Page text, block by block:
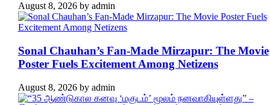
August 8, 2026by admin
Sonal Chauhan’s Fan-Made Mirzapur: The Movie
Poster Fuels Excitement Among Netizens
August 8, 2026by admin